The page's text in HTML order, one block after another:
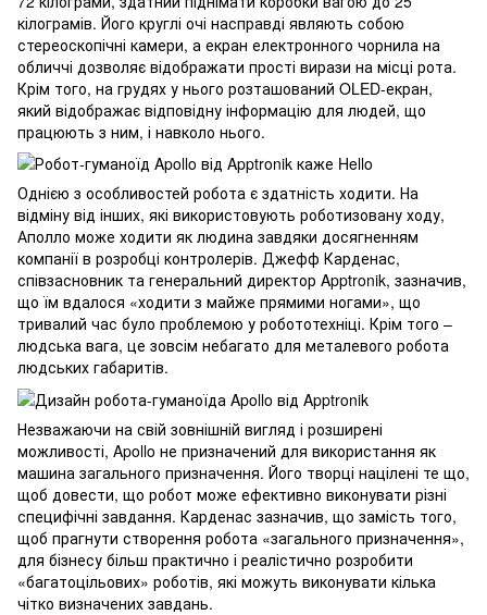
кілограмів. Його круглі очі насправді являють собою
стереоскопічні камери, а екран електронного чорнила на
обличчі дозволяє відображати прості вирази на місці рота.
Крім того, на грудях у нього розташований OLED-екран,
який відображає відповідну інформацію для людей, що
працюють з ним, і навколо нього.
Однією з особливостей робота є здатність ходити. На
відміну від інших, які використовують роботизовану ходу,
Аполло може ходити як людина завдяки досягненням
компанії в розробці контролерів. Джефф Карденас,
співзасновник та генеральний директор Apptronik, зазначив,
що їм вдалося «ходити з майже прямими ногами», що
тривалий час було проблемою у робототехніці. Крім того –
людська вага, це зовсім небагато для металевого робота
людських габаритів.
Незважаючи на свій зовнішній вигляд і розширені
можливості, Apollo не призначений для використання як
машина загального призначення. Його творці націлені те що,
щоб довести, що робот може ефективно виконувати різні
специфічні завдання. Карденас зазначив, що замість того,
щоб прагнути створення робота «загального призначення»,
для бізнесу більш практично і реалістично розробити
«багатоцільових» роботів, які можуть виконувати кілька
чітко визначених завдань.